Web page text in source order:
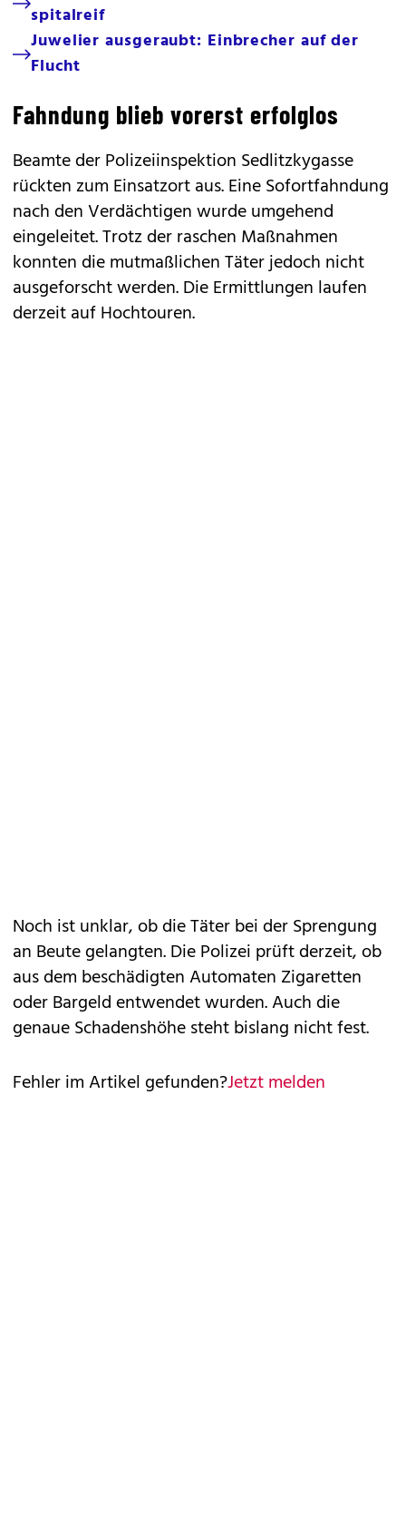
spitalreif
Juwelier ausgeraubt: Einbrecher auf der
Flucht
Fahndung blieb vorerst erfolglos
Beamte der Polizeiinspektion Sedlitzkygasse
rückten zum Einsatzort aus. Eine Sofortfahndung
nach den Verdächtigen wurde umgehend
eingeleitet. Trotz der raschen Maßnahmen
konnten die mutmaßlichen Täter jedoch nicht
ausgeforscht werden. Die Ermittlungen laufen
derzeit auf Hochtouren.
Noch ist unklar, ob die Täter bei der Sprengung
an Beute gelangten. Die Polizei prüft derzeit, ob
aus dem beschädigten Automaten Zigaretten
oder Bargeld entwendet wurden. Auch die
genaue Schadenshöhe steht bislang nicht fest.
Fehler im Artikel gefunden?Jetzt melden